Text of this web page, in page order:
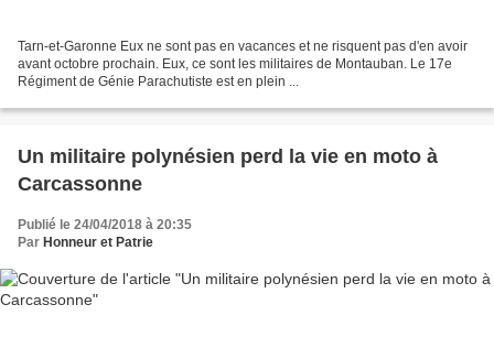
Tarn-et-Garonne Eux ne sont pas en vacances et ne risquent pas d'en avoir
avant octobre prochain. Eux, ce sont les militaires de Montauban. Le 17e
Régiment de Génie Parachutiste est en plein ...
Un militaire polynésien perd la vie en moto à
Carcassonne
Publié le 24/04/2018 à 20:35
Par Honneur et Patrie